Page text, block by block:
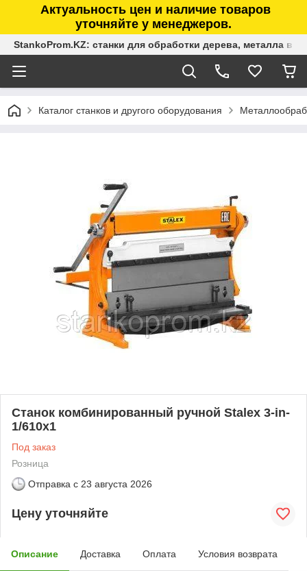
Актуальность цен и наличие товаров
уточняйте у менеджеров.
StankoProm.KZ: станки для обработки дерева, металла в
Каталог станков и другого оборудования
Станок комбинированный ручной Stalex 3-in-
1/610x1
Под заказ
Розница
Отправка с 23 августа 2026
Цену уточняйте
Описание Доставка Оплата Условия возврата